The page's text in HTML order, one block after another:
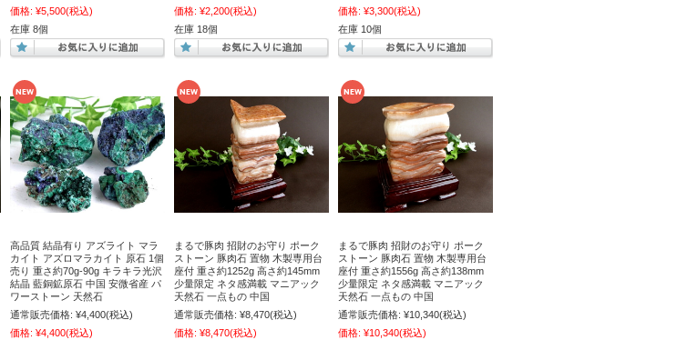
価格: ¥5,500(税込)
在庫 8個
価格: ¥2,200(税込)
在庫 18個
価格: ¥3,300(税込)
在庫 10個
高品質 結晶有り アズライト マラ
カイト アズロマラカイト 原石 1個
売り 重さ約70g-90g キラキラ光沢
結晶 藍銅鉱原石 中国 安微省産 パ
ワーストーン 天然石
通常販売価格: ¥4,400(税込)
価格: ¥4,400(税込)
まるで豚肉 招財のお守り ポーク
ストーン 豚肉石 置物 木製専用台
座付 重さ約1252g 高さ約145mm
少量限定 ネタ感満載 マニアック
天然石 一点もの 中国
通常販売価格: ¥8,470(税込)
価格: ¥8,470(税込)
まるで豚肉 招財のお守り ポーク
ストーン 豚肉石 置物 木製専用台
座付 重さ約1556g 高さ約138mm
少量限定 ネタ感満載 マニアック
天然石 一点もの 中国
通常販売価格: ¥10,340(税込)
価格: ¥10,340(税込)